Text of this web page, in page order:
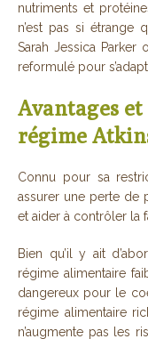
nutriments et
n’est pas si étrange
Sarah Jessica Parker
reformulé pour
Avantages
régime
Connu pour sa
assurer une perte de
et aider à contrôler la
Bien qu’il y ait
régime alimentaire
dangereux pour le
régime alimentaire
n’augmente pas les